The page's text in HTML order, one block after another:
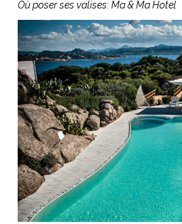
Où poser ses valises:Ma & Ma Hotel